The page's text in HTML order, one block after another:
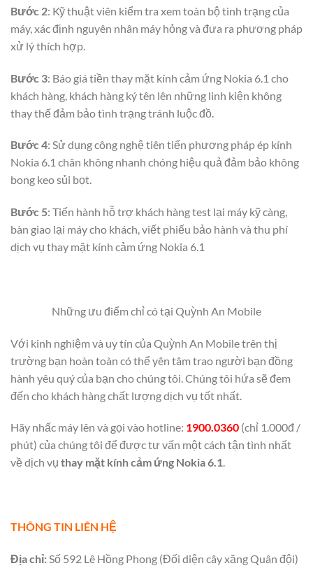
Bước 2: Kỹ thuật viên kiểm tra xem toàn bộ tình trạng của
máy, xác định nguyên nhân máy hỏng và đưa ra phương pháp
xử lý thích hợp.
Bước 3: Báo giá tiền thay mặt kính cảm ứng Nokia 6.1 cho
khách hàng, khách hàng ký tên lên những linh kiện không
thay thế đảm bảo tình trạng tránh luộc đồ.
Bước 4: Sử dụng công nghệ tiên tiến phương pháp ép kính
Nokia 6.1 chân không nhanh chóng hiệu quả đảm bảo không
bong keo sủi bọt.
Bước 5: Tiến hành hỗ trợ khách hàng test lại máy kỹ càng,
bàn giao lại máy cho khách, viết phiếu bảo hành và thu phí
dịch vụ thay mặt kính cảm ứng Nokia 6.1
Những ưu điểm chỉ có tại Quỳnh An Mobile
Với kinh nghiệm và uy tín của Quỳnh An Mobile trên thị
trường bạn hoàn toàn có thể yên tâm trao người bạn đồng
hành yêu quý của bạn cho chúng tôi. Chúng tôi hứa sẽ đem
đến cho khách hàng chất lượng dịch vụ tốt nhất.
Hãy nhấc máy lên và gọi vào hotline: 1900.0360 (chỉ 1.000đ /
phút) của chúng tôi để được tư vấn một cách tận tình nhất
về dịch vụ thay mặt kính cảm ứng Nokia 6.1.
THÔNG TIN LIÊN HỆ
Địa chỉ: Số 592 Lê Hồng Phong (Đối diện cây xăng Quân đội)